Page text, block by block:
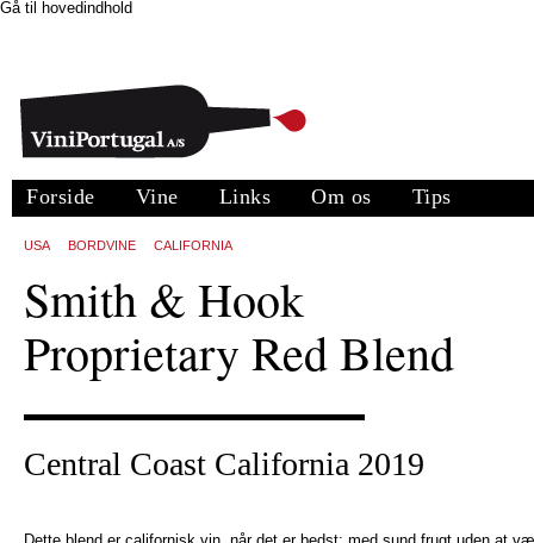
Gå til hovedindhold
Forside Vine Links Om os Tips
USA BORDVINE CALIFORNIA
Smith & Hook
Proprietary Red Blend
Central Coast California 2019